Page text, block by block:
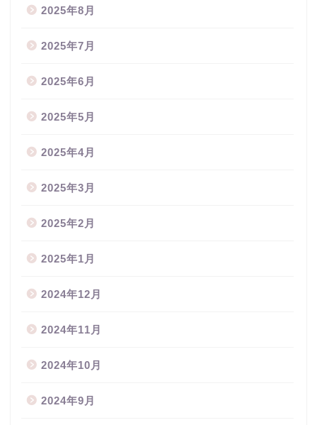
2025年8月
2025年7月
2025年6月
2025年5月
2025年4月
2025年3月
2025年2月
2025年1月
2024年12月
2024年11月
2024年10月
2024年9月